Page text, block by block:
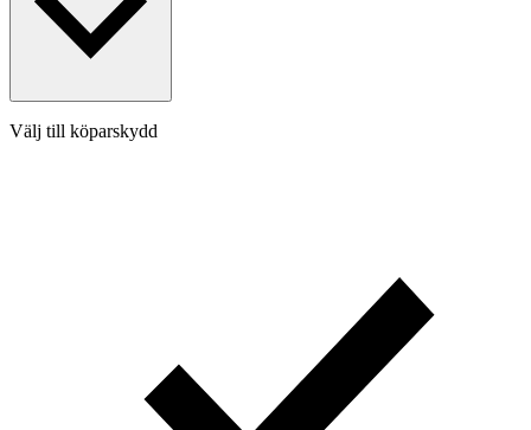
Välj till köparskydd